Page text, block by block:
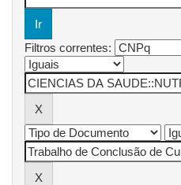
Filtros correntes: